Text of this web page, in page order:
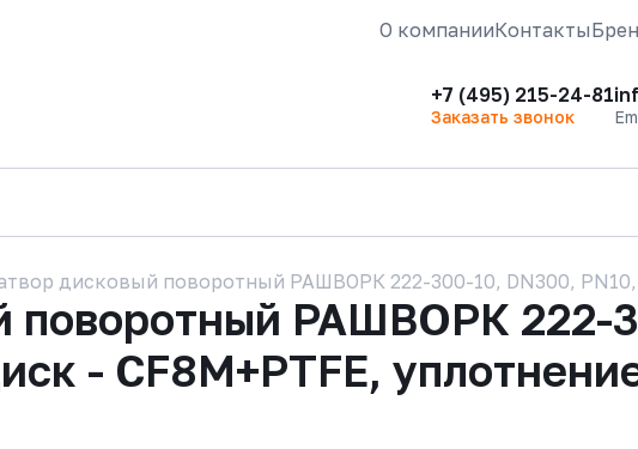
О компанииКонтакты
+7 (495) 215-24-81
Заказать звонок
дисковый поворотный РАШВОРК 222-300-10, DN300,
поворотный РАШВОРК 222-
- CF8M+PTFE,